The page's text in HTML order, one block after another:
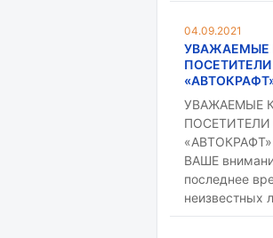
04.09.2021
УВАЖАЕМЫЕ
УВАЖАЕМЫЕ
ПОСЕТИТЕЛИ
ВАШЕ
последнее
неизвестных